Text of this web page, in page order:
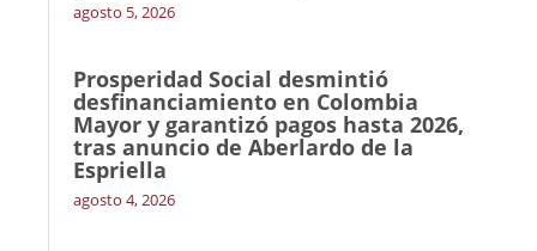
agosto 5, 2026
Prosperidad Social desmintió
desfinanciamiento en Colombia
Mayor y garantizó pagos hasta 2026,
tras anuncio de Aberlardo de la
Espriella
agosto 4, 2026